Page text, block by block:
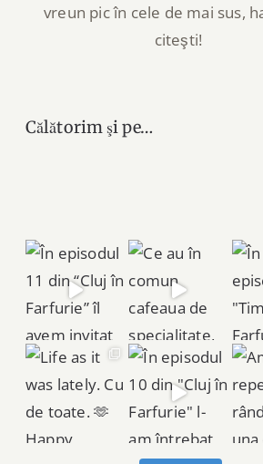
vreun pic în cele de mai sus,
citeşti!
Călătorim şi pe…